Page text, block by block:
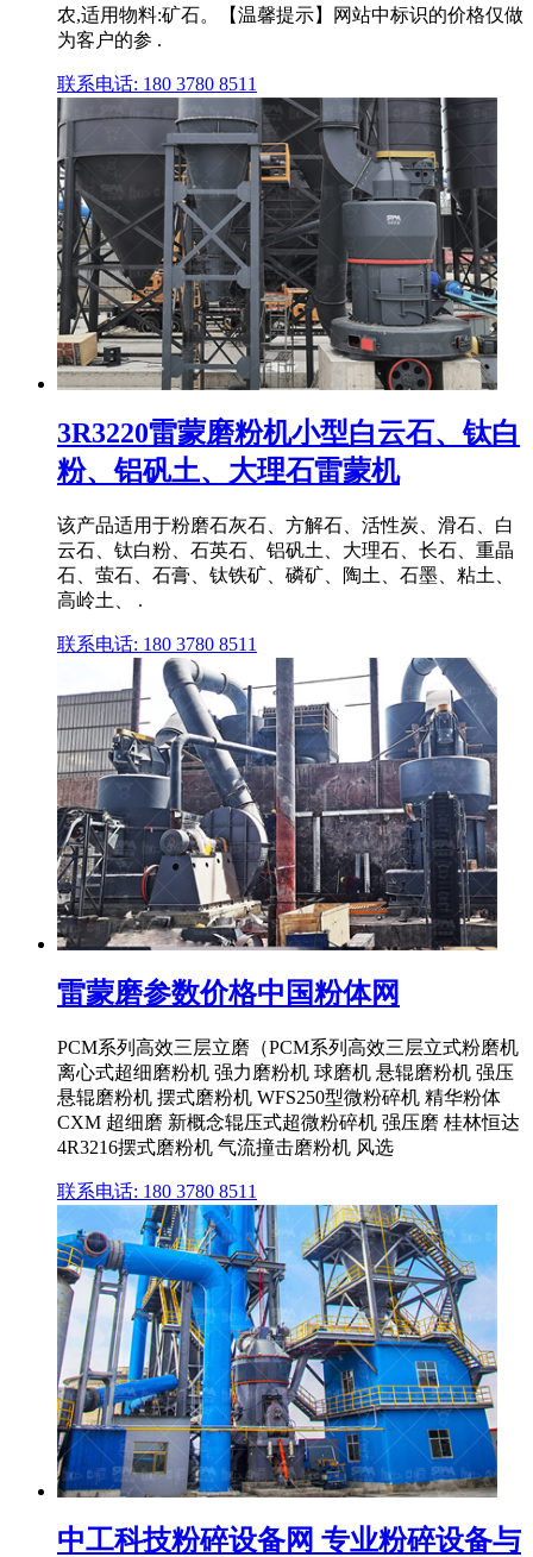
农,适用物料:矿石。【温馨提示】网站中标识的价格仅做
为客户的参 .
联系电话: 180 3780 8511
3R3220雷蒙磨粉机小型白云石、钛白
粉、铝矾土、大理石雷蒙机
该产品适用于粉磨石灰石、方解石、活性炭、滑石、白
云石、钛白粉、石英石、铝矾土、大理石、长石、重晶
石、萤石、石膏、钛铁矿、磷矿、陶土、石墨、粘土、
高岭土、 .
联系电话: 180 3780 8511
雷蒙磨参数价格中国粉体网
PCM系列高效三层立磨（PCM系列高效三层立式粉磨机
离心式超细磨粉机 强力磨粉机 球磨机 悬辊磨粉机 强压
悬辊磨粉机 摆式磨粉机 WFS250型微粉碎机 精华粉体
CXM 超细磨 新概念辊压式超微粉碎机 强压磨 桂林恒达
4R3216摆式磨粉机 气流撞击磨粉机 风选
联系电话: 180 3780 8511
中工科技粉碎设备网 专业粉碎设备与